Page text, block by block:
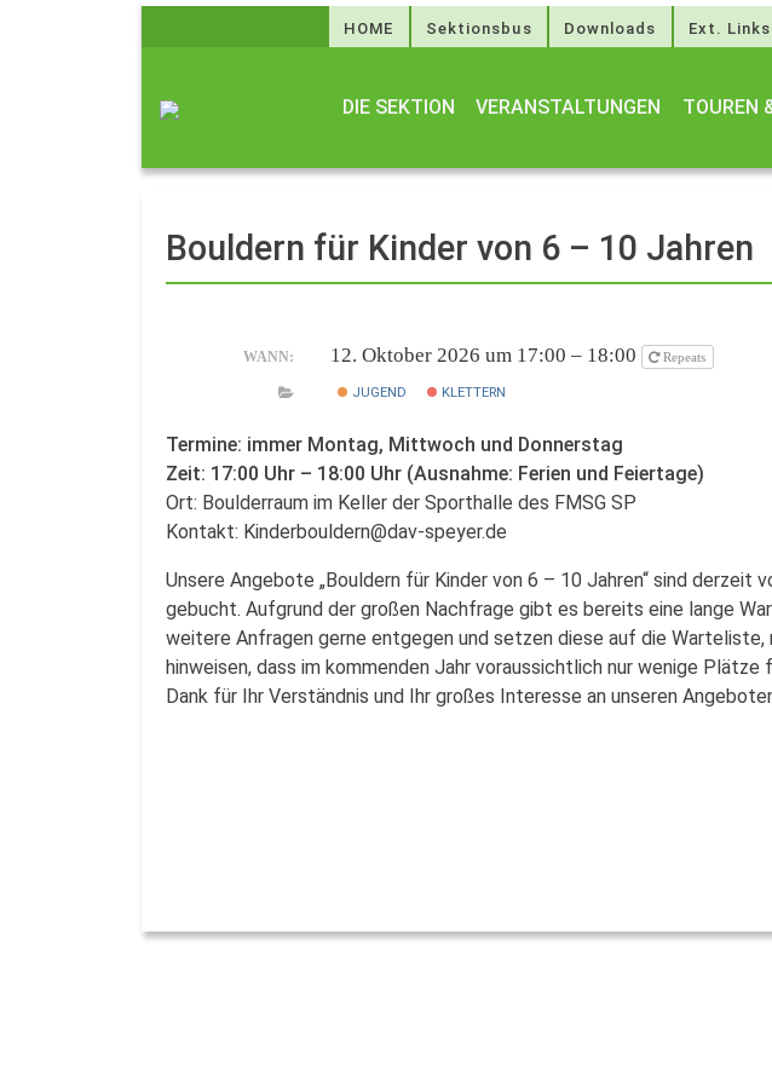
HOME Sektionsbus Downloads Ext. Links
DIE SEKTION VERANSTALTUNGEN TOUREN
Bouldern für Kinder von 6 – 10 Jahren
WANN: 12. Oktober 2026 um 17:00 – 18:00 Repeats
JUGEND KLETTERN
Termine: immer Montag, Mittwoch und Donnerstag
Zeit: 17:00 Uhr – 18:00 Uhr (Ausnahme: Ferien und Feiertage)
Ort: Boulderraum im Keller der Sporthalle des FMSG SP
Kontakt: Kinderbouldern@dav-speyer.de
Unsere Angebote „Bouldern für Kinder von 6 – 10 Jahren“ sind derzeit
gebucht. Aufgrund der großen Nachfrage gibt es bereits eine lange
weitere Anfragen gerne entgegen und setzen diese auf die Warteliste,
hinweisen, dass im kommenden Jahr voraussichtlich nur wenige Plätze
Dank für Ihr Verständnis und Ihr großes Interesse an unseren